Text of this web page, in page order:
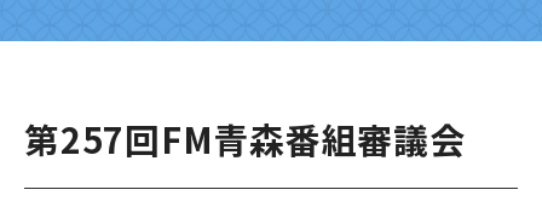
第257回FM青森番組審議会